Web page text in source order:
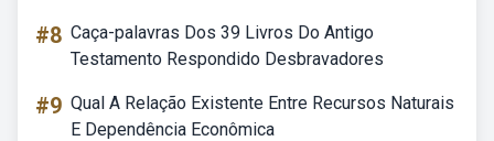
#8 Caça-palavras Dos 39 Livros Do Antigo
Testamento Respondido Desbravadores
#9 Qual A Relação Existente Entre Recursos Naturais
E Dependência Econômica